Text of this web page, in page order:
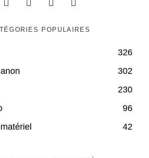
POPULAIRES
326
302
230
96
42